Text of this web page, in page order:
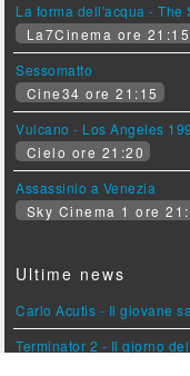
La forma dell'acqua - The
La7Cinema ore 21:15
Sessomatto
Cine34 ore 21:15
Vulcano - Los Angeles
Cielo ore 21:20
Assassinio a Venezia
Sky Cinema 1 ore
Ultime news
Carlo Acutis - Il giovane
Terminator 2 - Il giorno